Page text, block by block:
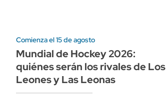
Comienza el 15 de agosto
Mundial de Hockey 2026:
quiénes serán los rivales de Los
Leones y Las Leonas